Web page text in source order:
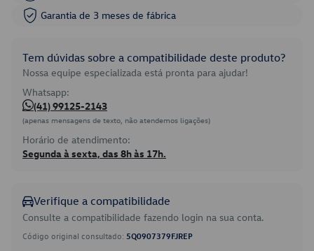
Garantia de 3 meses de fábrica
Tem dúvidas sobre a compatibilidade deste produto?
Nossa equipe especializada está pronta para ajudar!
Whatsapp:
(41) 99125-2143
(apenas mensagens de texto, não atendemos ligações)
Horário de atendimento:
Segunda à sexta, das 8h às 17h.
Verifique a compatibilidade
Consulte a compatibilidade fazendo login na sua conta.
Código original consultado: 5Q0907379FJREP